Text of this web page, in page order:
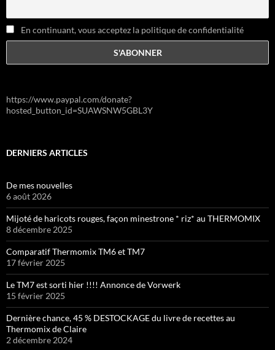
En continuant, vous acceptez la politique de confidentialité
https://www.paypal.com/donate?
hosted_button_id=SUAWSNW5GBL3Y
DERNIERS ARTICLES
De mes nouvelles
6 août 2026
Mijoté de haricots rouges, façon minestrone * riz* au THERMOMIX
8 décembre 2025
Comparatif Thermomix TM6 et TM7
17 février 2025
Le TM7 est sorti hier !!!! Annonce de Vorwerk
15 février 2025
Dernière chance, 45 % DESTOCKAGE du livre de recettes au
Thermomix de Claire
2 décembre 2024